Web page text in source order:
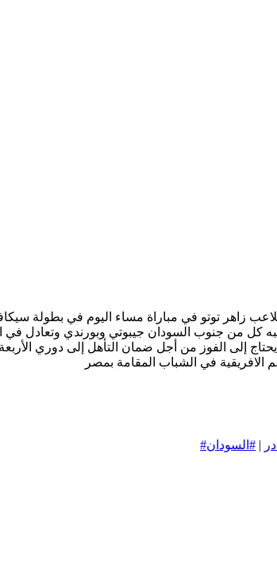
إلى الفوز من أجل ضمان التأهل إلى دوري
الافريقية في الشباب المقامة بمصر
| #السودان